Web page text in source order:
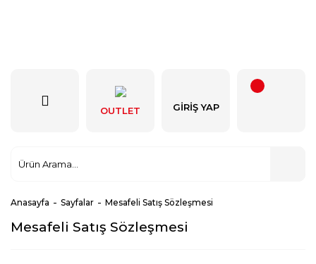
OUTLET GIRIŞ YAP
Anasayfa Sayfalar Mesafeli Satış Sözleşmesi
Mesafeli Satış Sözleşmesi